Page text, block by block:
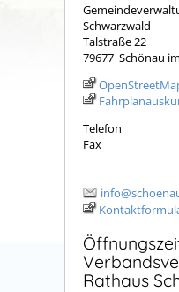
Schwarzwald
Talstraße 22
79677 Schönau
Telefon
Fax
Rathaus